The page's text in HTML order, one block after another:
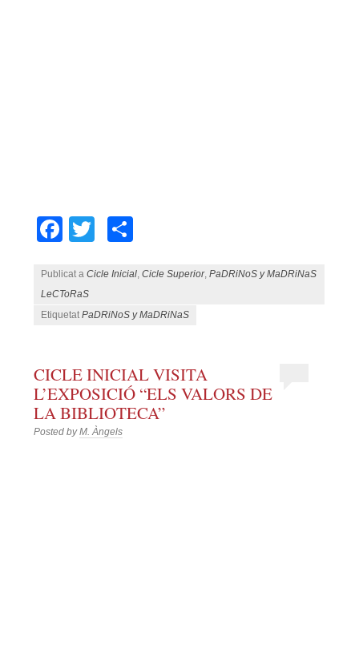
Facebook
Twitter
Publicat aCicle Inicial,Cicle Superior,PaDRiNoS y MaDRiNaS
LeCToRaS
EtiquetatPaDRiNoS y MaDRiNaS
CICLE INICIAL VISITA
L’EXPOSICIÓ “ELS VALORS DE
LA BIBLIOTECA”
Posted byM. Àngels